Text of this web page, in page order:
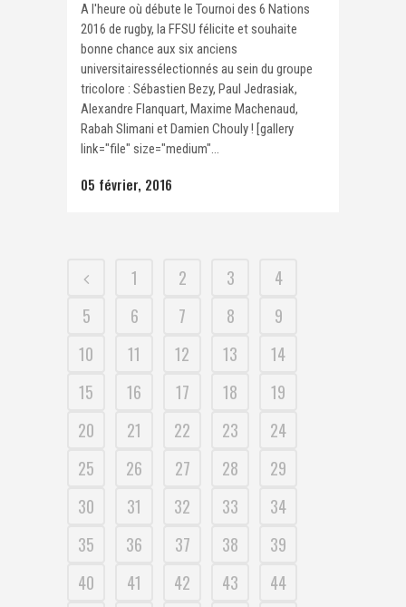
A l'heure où débute le Tournoi des 6 Nations
2016 de rugby, la FFSU félicite et souhaite
bonne chance aux six anciens
universitairessélectionnés au sein du groupe
tricolore : Sébastien Bezy, Paul Jedrasiak,
Alexandre Flanquart, Maxime Machenaud,
Rabah Slimani et Damien Chouly ! [gallery
link="file" size="medium"...
05 février, 2016
1 2 3
4
5
6 7 8
9
10
11 12 13
14
15
16 17 18
19
20
21 22 23
24
25
26 27 28
29
30
31 32 33
34
35
36 37 38
39
40
41 42 43
44